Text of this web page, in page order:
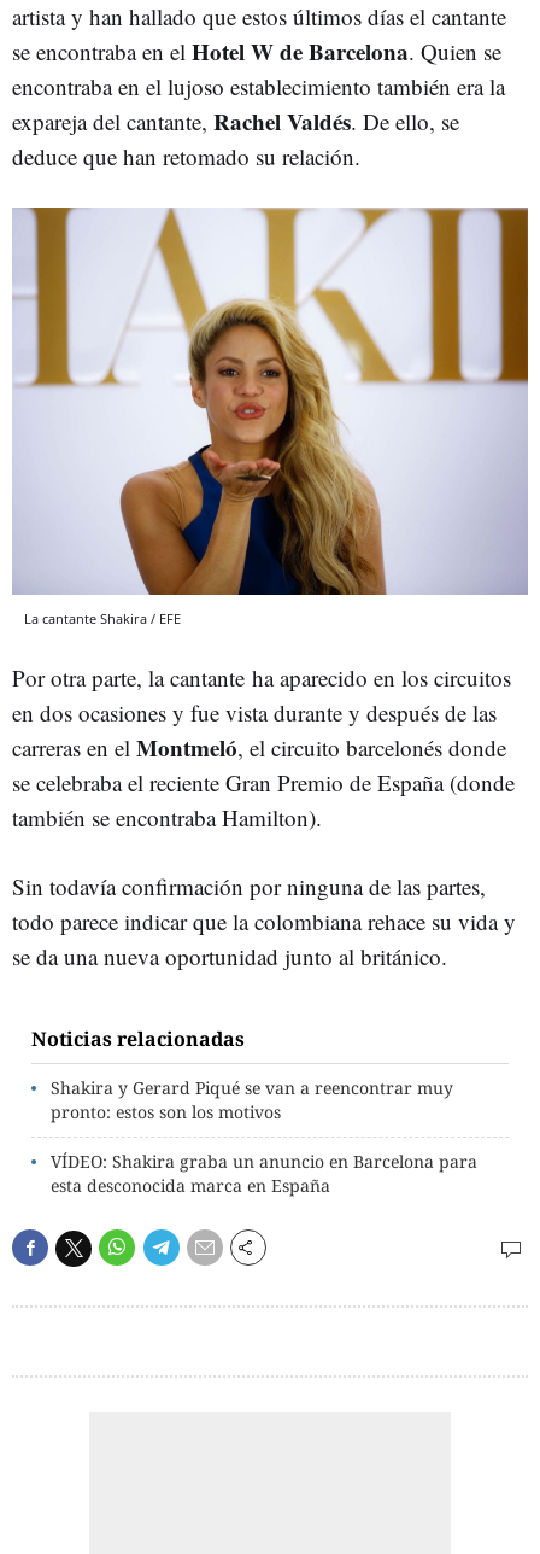
artista y han hallado que estos últimos días el cantante
se encontraba en el Hotel W de Barcelona. Quien se
encontraba en el lujoso establecimiento también era la
expareja del cantante, Rachel Valdés. De ello, se
deduce que han retomado su relación.
La cantante Shakira / EFE
Por otra parte, la cantante ha aparecido en los circuitos
en dos ocasiones y fue vista durante y después de las
carreras en el Montmeló, el circuito barcelonés donde
se celebraba el reciente Gran Premio de España (donde
también se encontraba Hamilton).
Sin todavía confirmación por ninguna de las partes,
todo parece indicar que la colombiana rehace su vida y
se da una nueva oportunidad junto al británico.
Noticias relacionadas
Shakira y Gerard Piqué se van a reencontrar muy
pronto: estos son los motivos
VÍDEO: Shakira graba un anuncio en Barcelona para
esta desconocida marca en España